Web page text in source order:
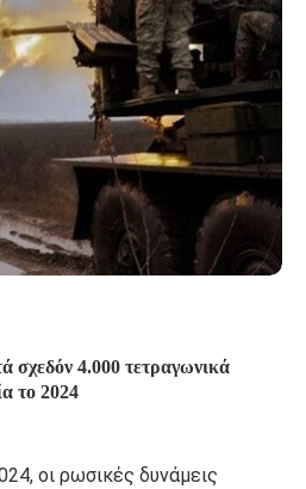
4.000 τετραγωνικά
το 2024
οι ρωσικές δυνάμεις